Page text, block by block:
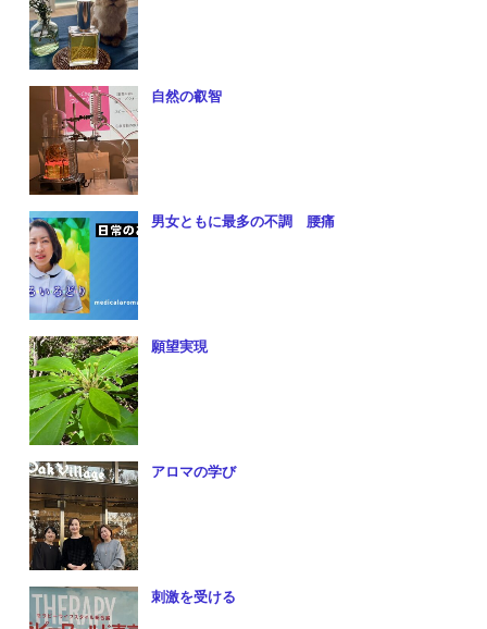
自然の叡智
男女ともに最多の不調 腰痛
願望実現
アロマの学び
刺激を受ける